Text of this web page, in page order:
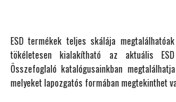
ESD termékek teljes skálája
tökéletesen kialakítható az aktuális
Összefoglaló katalógusainkban
melyeket lapozgatós formában megtekinthet